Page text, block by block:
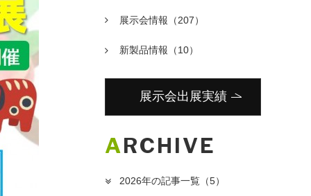
展示会情報 （207）
新製品情報 （10）
展示会出展実績
ARCHIVE
2026年の記事一覧 （5）